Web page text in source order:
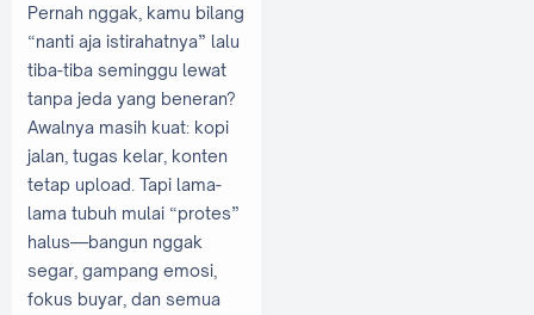
Pernah nggak, kamu bilang
“nanti aja istirahatnya” lalu
tiba-tiba seminggu lewat
tanpa jeda yang beneran?
Awalnya masih kuat: kopi
jalan, tugas kelar, konten
tetap upload. Tapi lama-
lama tubuh mulai “protes”
halus—bangun nggak
segar, gampang emosi,
fokus buyar, dan semua